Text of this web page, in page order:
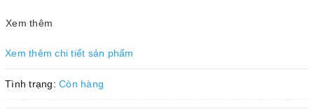
Xem thêm
Xem thêm chi tiết sản phẩm
Tình trạng: Còn hàng